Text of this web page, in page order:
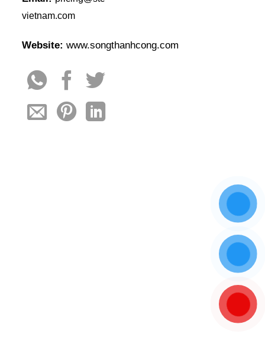
vietnam.com
Website:www.songthanhcong.com